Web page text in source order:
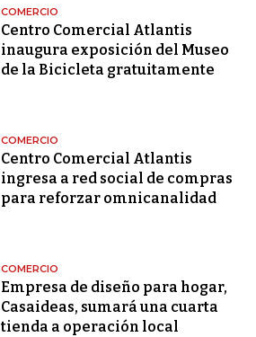
COMERCIO
Centro Comercial Atlantis
inaugura exposición del Museo
de la Bicicleta gratuitamente
COMERCIO
Centro Comercial Atlantis
ingresa a red social de compras
para reforzar omnicanalidad
COMERCIO
Empresa de diseño para hogar,
Casaideas, sumará una cuarta
tienda a operación local